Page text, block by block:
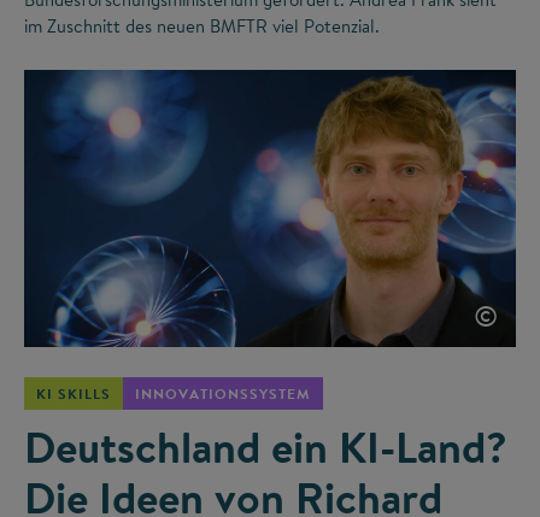
im Zuschnitt des neuen BMFTR viel Potenzial.
©
KI SKILLS INNOVATIONSSYSTEM
Deutschland ein KI-Land?
Die Ideen von Richard